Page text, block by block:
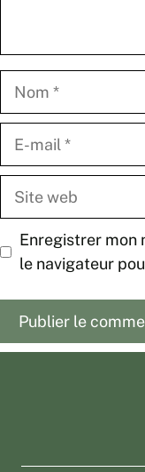
Nom
Site
Enregistrer mon
le navigateur